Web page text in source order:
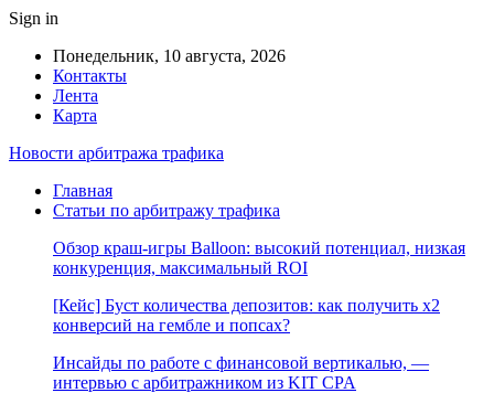
Sign in
Понедельник, 10 августа, 2026
Контакты
Лента
Карта
Новости арбитража трафика
Главная
Статьи по арбитражу трафика
Обзор краш-игры Balloon: высокий потенциал, низкая
конкуренция, максимальный ROI
[Кейс] Буст количества депозитов: как получить х2
конверсий на гембле и попсах?
Инсайды по работе с финансовой вертикалью, —
интервью с арбитражником из KIT CPA